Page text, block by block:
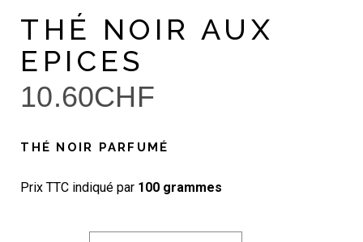
THÉ NOIR AUX
EPICES
10.60CHF
THÉ NOIR PARFUMÉ
Prix TTC indiqué par 100 grammes